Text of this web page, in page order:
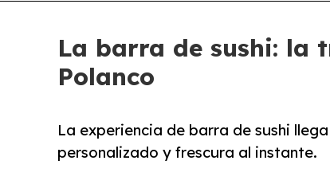
La barra de sushi: la
Polanco
La experiencia de barra de sushi
personalizado y frescura al instante.